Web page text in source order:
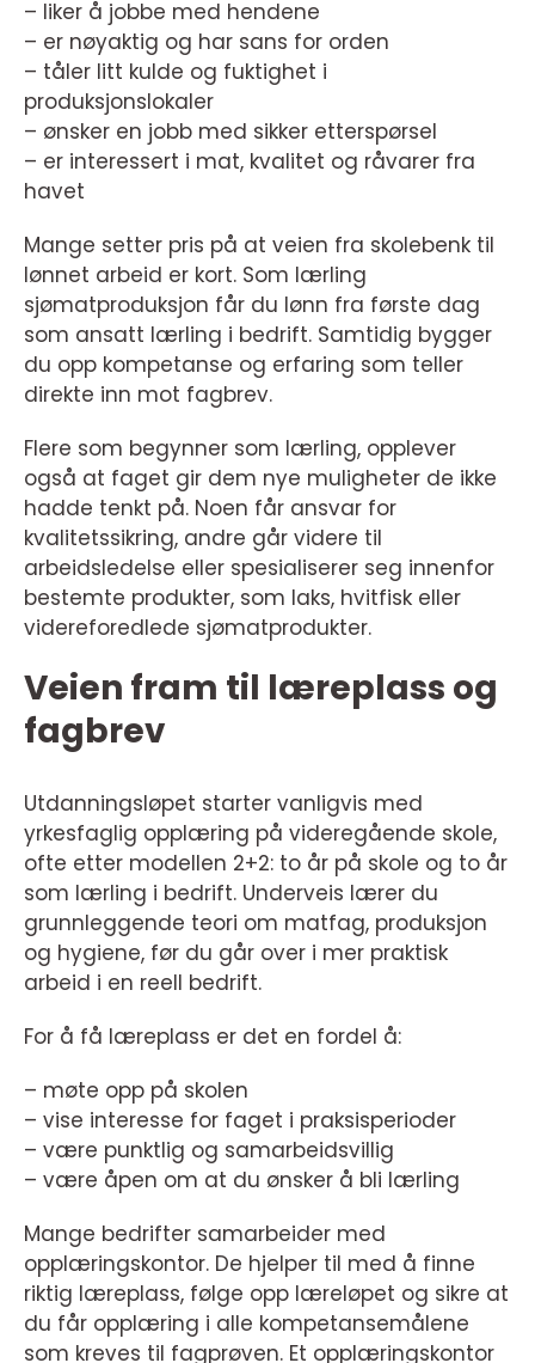
– liker å jobbe med hendene
– er nøyaktig og har sans for orden
– tåler litt kulde og fuktighet i
produksjonslokaler
– ønsker en jobb med sikker etterspørsel
– er interessert i mat, kvalitet og råvarer fra
havet
Mange setter pris på at veien fra skolebenk til
lønnet arbeid er kort. Som lærling
sjømatproduksjon får du lønn fra første dag
som ansatt lærling i bedrift. Samtidig bygger
du opp kompetanse og erfaring som teller
direkte inn mot fagbrev.
Flere som begynner som lærling, opplever
også at faget gir dem nye muligheter de ikke
hadde tenkt på. Noen får ansvar for
kvalitetssikring, andre går videre til
arbeidsledelse eller spesialiserer seg innenfor
bestemte produkter, som laks, hvitfisk eller
videreforedlede sjømatprodukter.
Veien fram til læreplass og
fagbrev
Utdanningsløpet starter vanligvis med
yrkesfaglig opplæring på videregående skole,
ofte etter modellen 2+2: to år på skole og to år
som lærling i bedrift. Underveis lærer du
grunnleggende teori om matfag, produksjon
og hygiene, før du går over i mer praktisk
arbeid i en reell bedrift.
For å få læreplass er det en fordel å:
– møte opp på skolen
– vise interesse for faget i praksisperioder
– være punktlig og samarbeidsvillig
– være åpen om at du ønsker å bli lærling
Mange bedrifter samarbeider med
opplæringskontor. De hjelper til med å finne
riktig læreplass, følge opp læreløpet og sikre at
du får opplæring i alle kompetansemålene
som kreves til fagprøven. Et opplæringskontor